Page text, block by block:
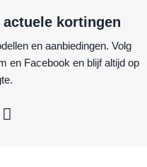
kortingen
en aanbiedingen. Volg
en Facebook en blijf altijd op